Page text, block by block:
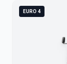
EURO 4